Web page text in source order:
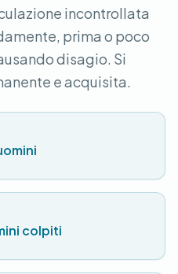
incontrollata
prima o poco
disagio. Si
e acquisita.
colpiti